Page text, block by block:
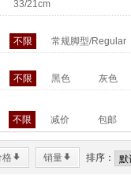
33/21cm
不限
常规脚型/Regular
不限
黑色 灰色
不限
减价 包邮
格* 销量* 排序：